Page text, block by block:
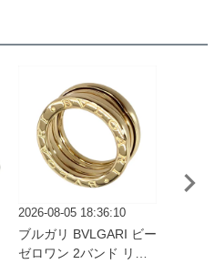
2026-08-05 18:36:10
ブルガリ BVLGARI ビー
ゼロワン 2バンド リン